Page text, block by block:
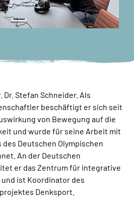
Dr. Stefan Schneider. Als
beschäftigt er sich seit
von Bewegung auf die
und wurde für seine Arbeit mit
Deutschen Olympischen
An der Deutschen
er das Zentrum für integrative
ist Koordinator des
Denksport.